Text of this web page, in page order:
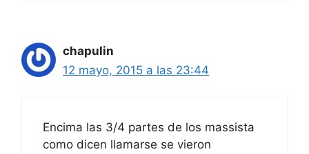
chapulin
12 mayo, 2015 a las 23:44
Encima las 3/4 partes de los massista
como dicen llamarse se vieron